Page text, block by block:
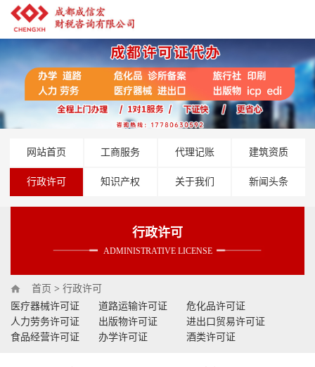
网站首页 工商服务 代理记账 建筑资质
行政许可 知识产权 关于我们 新闻头条
行政许可
ADMINISTRATIVE LICENSE
首页 > 行政许可
医疗器械许可证
道路运输许可证
危化品许可证
人力劳务许可证
出版物许可证
进出口贸易许可证
食品经营许可证
办学许可证 酒类许可证